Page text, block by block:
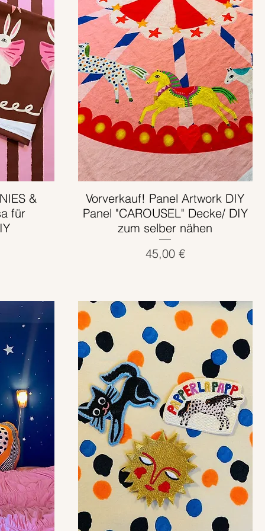
&
für
Schnellansicht
Vorverkauf! Panel Artwork DIY
Panel "CAROUSEL" Decke/ DIY
zum selber nähen
Preis
45,00 €